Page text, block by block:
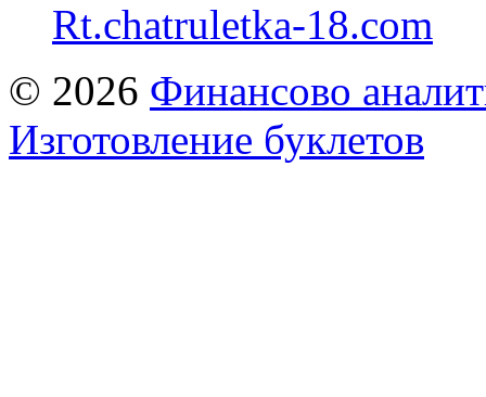
Rt.chatruletka-18.com
© 2026 Финансово
Изготовление буклетов